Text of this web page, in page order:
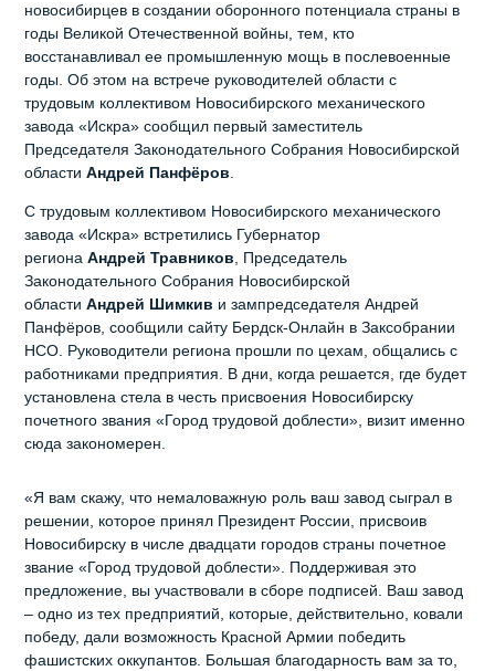
новосибирцев в создании оборонного потенциала страны в
годы Великой Отечественной войны, тем, кто
восстанавливал ее промышленную мощь в послевоенные
годы. Об этом на встрече руководителей области с
трудовым коллективом Новосибирского механического
завода «Искра» сообщил первый заместитель
Председателя Законодательного Собрания Новосибирской
областиАндрей Панфёров.
С трудовым коллективом Новосибирского механического
завода «Искра» встретились Губернатор
регионаАндрей Травников, Председатель
Законодательного Собрания Новосибирской
областиАндрей Шимкив и зампредседателя Андрей
Панфёров, сообщили сайту Бердск-Онлайн в Заксобрании
НСО. Руководители региона прошли по цехам, общались с
работниками предприятия. В дни, когда решается, где будет
установлена стела в честь присвоения Новосибирску
почетного звания «Город трудовой доблести», визит именно
сюда закономерен.
«Я вам скажу, что немаловажную роль ваш завод сыграл в
решении, которое принял Президент России, присвоив
Новосибирску в числе двадцати городов страны почетное
звание «Город трудовой доблести». Поддерживая это
предложение, вы участвовали в сборе подписей. Ваш завод
– одно из тех предприятий, которые, действительно, ковали
победу, дали возможность Красной Армии победить
фашистских оккупантов. Большая благодарность вам за то,